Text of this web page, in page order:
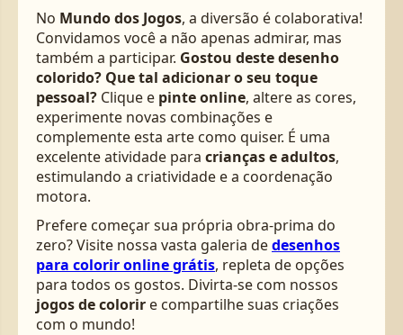
No Mundo dos Jogos, a diversão é colaborativa!
Convidamos você a não apenas admirar, mas
também a participar. Gostou deste desenho
colorido? Que tal adicionar o seu toque
pessoal? Clique e pinte online, altere as cores,
experimente novas combinações e
complemente esta arte como quiser. É uma
excelente atividade para crianças e adultos,
estimulando a criatividade e a coordenação
motora.
Prefere começar sua própria obra-prima do
zero? Visite nossa vasta galeria dedesenhos
para colorir online grátis, repleta de opções
para todos os gostos. Divirta-se com nossos
jogos de colorir e compartilhe suas criações
com o mundo!